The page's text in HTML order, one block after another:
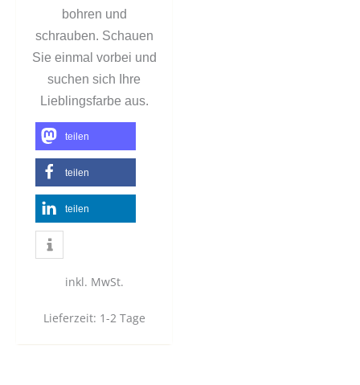
bohren und
schrauben. Schauen
Sie einmal vorbei und
suchen sich Ihre
Lieblingsfarbe aus.
teilen
teilen
teilen
inkl. MwSt.
Lieferzeit: 1-2 Tage